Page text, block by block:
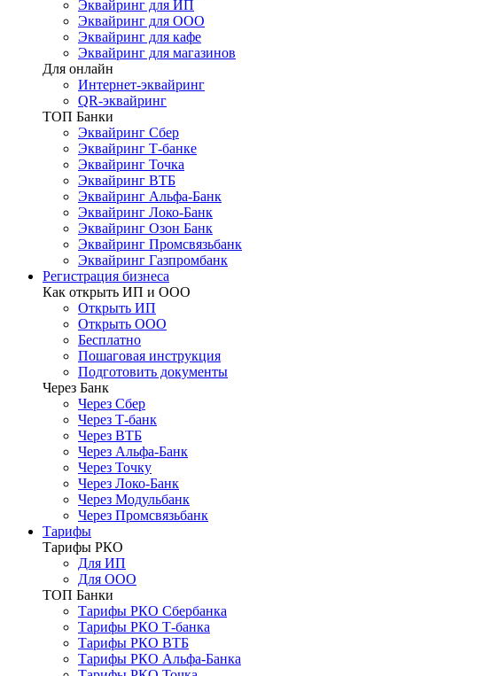
Эквайринг для ИП
Эквайринг для ООО
Эквайринг для кафе
Эквайринг для магазинов
Для онлайн
Интернет-эквайринг
QR-эквайринг
ТОП Банки
Эквайринг Сбер
Эквайринг Т-банке
Эквайринг Точка
Эквайринг ВТБ
Эквайринг Альфа-Банк
Эквайринг Локо-Банк
Эквайринг Озон Банк
Эквайринг Промсвязьбанк
Эквайринг Газпромбанк
Регистрация бизнеса
Как открыть ИП и ООО
Открыть ИП
Открыть ООО
Бесплатно
Пошаговая инструкция
Подготовить документы
Через Банк
Через Сбер
Через Т-банк
Через ВТБ
Через Альфа-Банк
Через Точку
Через Локо-Банк
Через Модульбанк
Через Промсвязьбанк
Тарифы
Тарифы РКО
Для ИП
Для ООО
ТОП Банки
Тарифы РКО Сбербанка
Тарифы РКО Т-банка
Тарифы РКО ВТБ
Тарифы РКО Альфа-Банка